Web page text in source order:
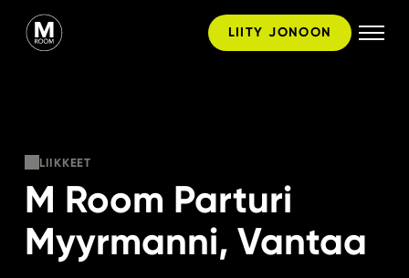
Hyppää
sisältöön
LIITY JONOON
LIIKKEET
M Room Parturi
Myyrmanni, Vantaa